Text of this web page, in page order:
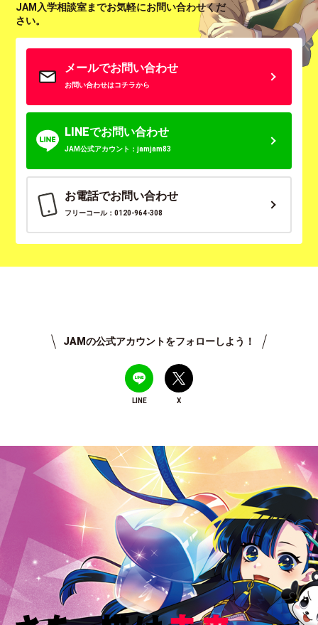
JAM入学相談室までお気軽にお問い合わせくだ
さい。
メールでお問い合わせ
お問い合わせはコチラから
LINEでお問い合わせ
JAM公式アカウント：jamjam83
お電話でお問い合わせ
フリーコール：0120-964-308
JAMの公式アカウントをフォローしよう！
LINE X